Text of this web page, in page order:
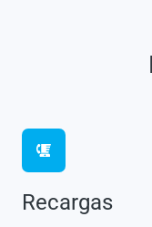
Recargas